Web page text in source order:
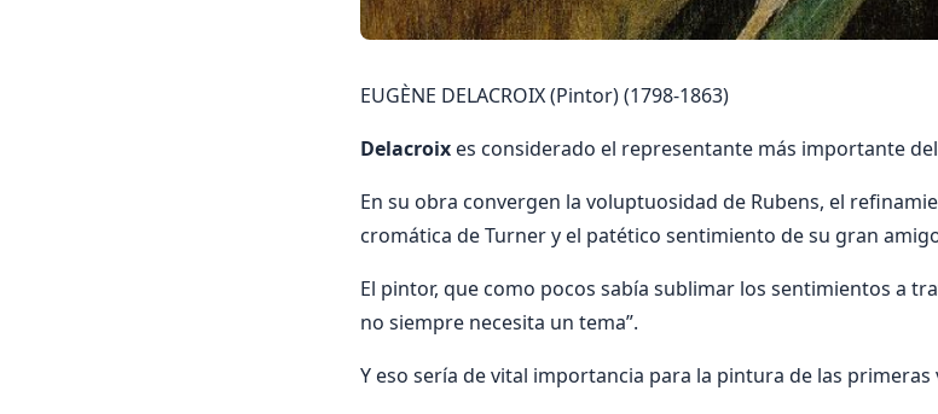
EUGÈNE DELACROIX (Pintor) (1798-1863)
Delacroix es considerado el representante más importante
En su obra convergen la voluptuosidad de Rubens, el
cromática de Turner y el patético sentimiento de su gran
El pintor, que como pocos sabía sublimar los sentimientos a
no siempre necesita un tema”.
Y eso sería de vital importancia para la pintura de las primeras